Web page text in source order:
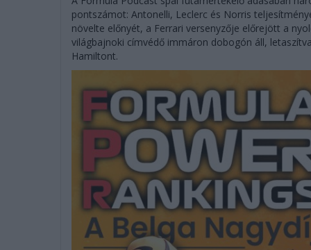
pontszámot: Antonelli, Leclerc és Norris
növelte előnyét, a Ferrari versenyzője előrejött a
világbajnoki címvédő immáron dobogón áll,
Hamiltont.